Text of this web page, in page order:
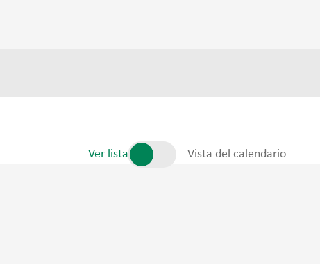
Ver lista Vista del calendario